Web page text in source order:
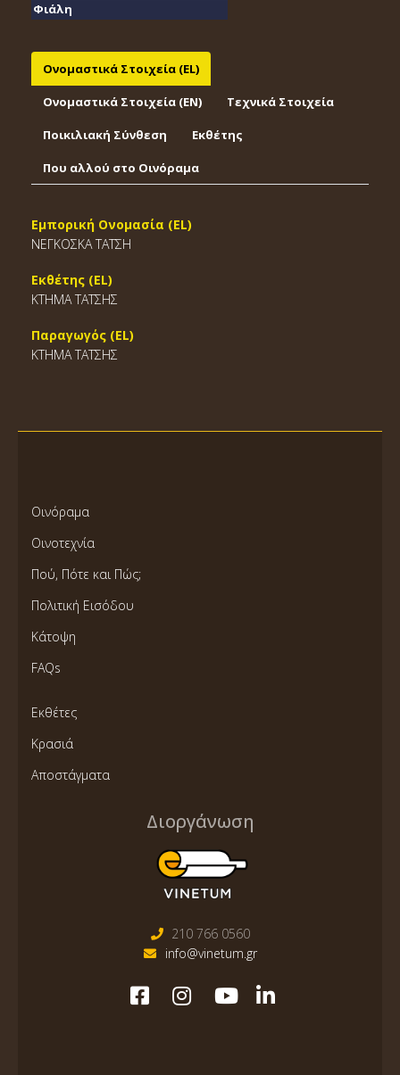
Φιάλη
Ονομαστικά Στοιχεία (EL)
Ονομαστικά Στοιχεία (EΝ) Τεχνικά Στοιχεία
Ποικιλιακή Σύνθεση Εκθέτης
Που αλλού στο Οινόραμα
Εμπορική Ονομασία (EL)
ΝΕΓΚΟΣΚΑ ΤΑΤΣΗ
Εκθέτης (EL)
ΚΤΗΜΑ ΤΑΤΣΗΣ
Παραγωγός (EL)
ΚΤΗΜΑ ΤΑΤΣΗΣ
Οινόραμα
Οινοτεχνία
Πού, Πότε και Πώς;
Πολιτική Εισόδου
Κάτοψη
FAQs
Εκθέτες
Κρασιά
Αποστάγματα
Διοργάνωση
210 766 0560
info@vinetum.gr